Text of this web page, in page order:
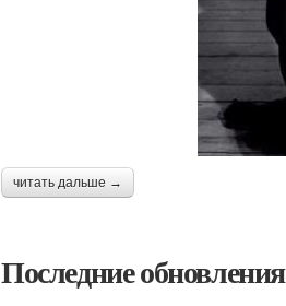
читать дальше →
Последние